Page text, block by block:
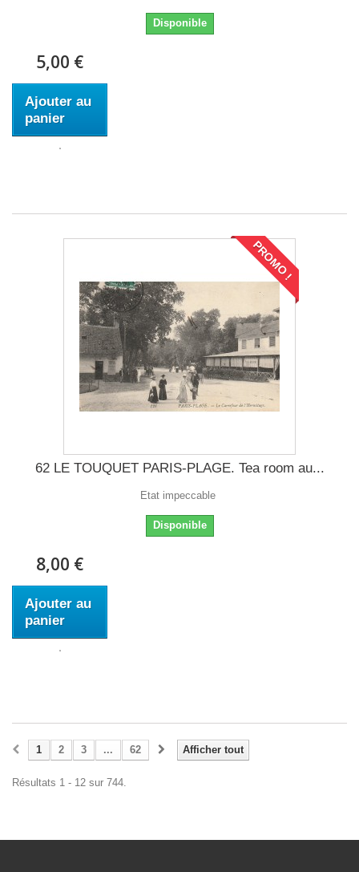
Disponible
5,00 €
Ajouter au
panier
PROMO !
62 LE TOUQUET PARIS-PLAGE. Tea room au...
Etat impeccable
Disponible
8,00 €
Ajouter au
panier
Afficher tout
1 2 3 ... 62
Résultats 1 - 12 sur 744.